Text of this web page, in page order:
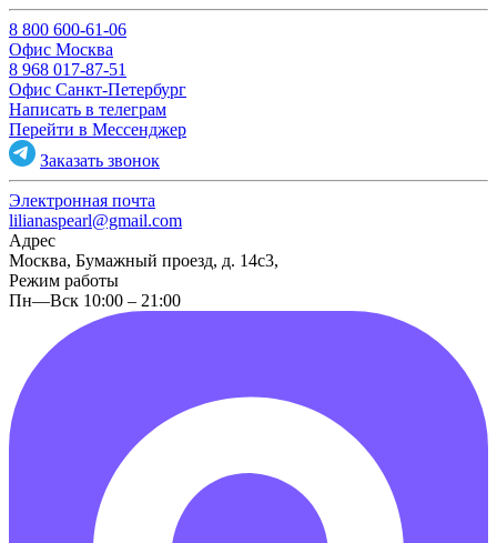
8 800 600-61-06
Офис Москва
8 968 017-87-51
Офис Санкт-Петербург
Написать в телеграм
Перейти в Мессенджер
Заказать звонок
Электронная почта
lilianaspearl@gmail.com
Адрес
Москва, Бумажный проезд, д. 14с3,
Режим работы
Пн—Вск 10:00 – 21:00